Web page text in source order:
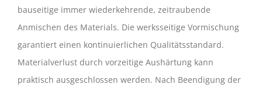
bauseitige immer wiederkehrende, zeitraubende
Anmischen des Materials. Die werksseitige Vormischung
garantiert einen kontinuierlichen Qualitätsstandard.
Materialverlust durch vorzeitige Aushärtung kann
praktisch ausgeschlossen werden. Nach Beendigung der